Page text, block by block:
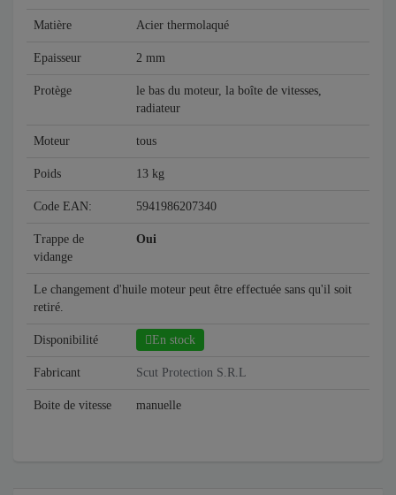
Matière Acier thermolaqué
Epaisseur 2 mm
Protège
le bas du moteur, la boîte de vitesses,
radiateur
Moteur tous
Poids 13 kg
Code EAN: 5941986207340
Trappe de
vidange
Oui
Le changement d'huile moteur peut être effectuée sans qu'il soit
retiré.
Disponibilité En stock
Fabricant Scut Protection S.R.L
Boite de vitesse manuelle